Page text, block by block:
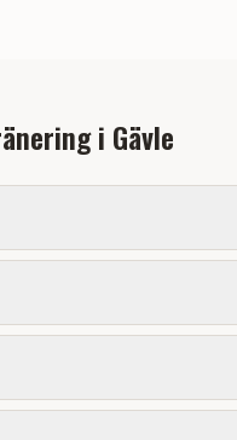
i Gävle